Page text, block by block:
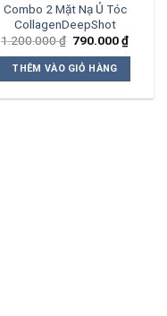
Combo 2 Mặt Nạ Ủ Tóc
CollagenDeepShot
1.200.000₫ Giá
là:
1.200.000 ₫.
790.000₫Giá
THÊM VÀO GIỎ HÀNG